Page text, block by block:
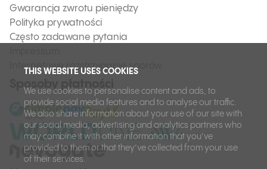
THIS WEBSITE USES COOKIES
We use cookies to personalise content and ads, to
provide social media features and to analyse our traffic.
We also share information about your use of our site with
our social media, advertising and analytics partners who
may combine it with other information that you’ve
provided to them or that they’ve collected from your use
of their services.
Gwarancja zwrotu pieniędzy
Polityka prywatności
Często zadawane pytania
Internetowe rozstrzyganie sporów
Sposoby płatności